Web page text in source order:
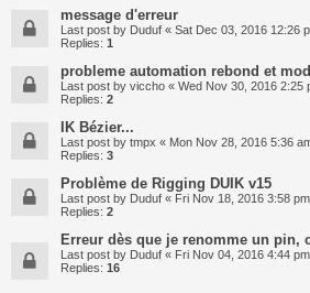
message d'erreur
Last post by Duduf « Sat Dec 03, 2016 12:26
Replies: 1
probleme automation rebond et
Last post by viccho « Wed Nov 30, 2016 2:25
Replies: 2
IK Bézier...
Last post by tmpx « Mon Nov 28, 2016 5:36
Replies: 3
Problème de Rigging DUIK v15
Last post by Duduf « Fri Nov 18, 2016 3:58 pm
Replies: 2
Erreur dès que je renomme un pin,
Last post by Duduf « Fri Nov 04, 2016 4:44 pm
Replies: 16